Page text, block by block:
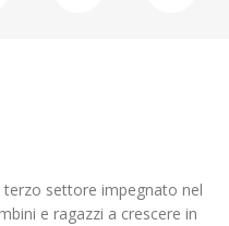
settore impegnato nel
e ragazzi a crescere in